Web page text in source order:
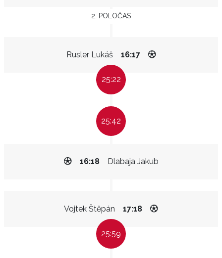
2. POLOČAS
Rusler Lukáš 16:17
25:22
25:42
Dlabaja Jakub
16:18
Vojtek Štěpán 17:18
25:59